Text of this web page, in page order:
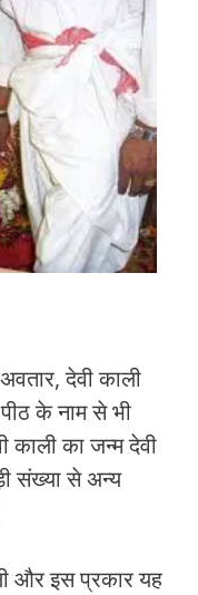
देवी काली
के नाम से भी
काली का जन्म देवी
संख्या से अन्य
और इस प्रकार यह